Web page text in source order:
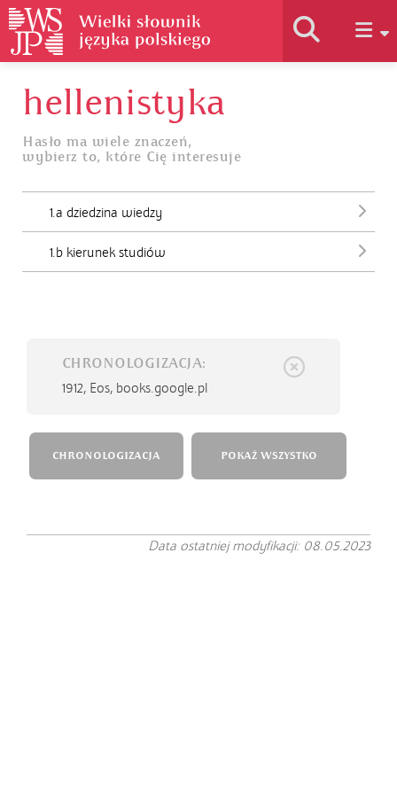
Historia słownika
Jak korzystać
Podstawy naukowe
hellenistyka
Hasło ma wiele znaczeń,
wybierz to, które Cię interesuje
1.a dziedzina wiedzy
1.b kierunek studiów
CHRONOLOGIZACJA:
1912, Eos, books.google.pl
CHRONOLOGIZACJA POKAŻ WSZYSTKO
Data ostatniej modyfikacji: 08.05.2023